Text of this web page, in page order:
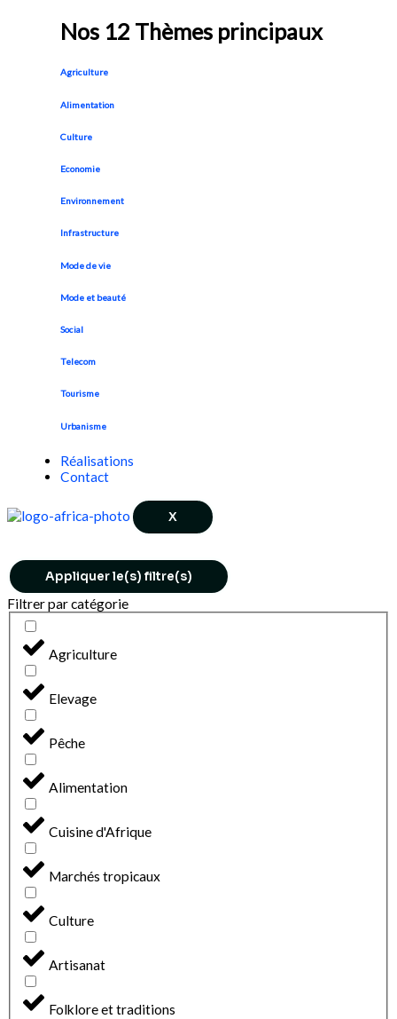
Nos 12 Thèmes principaux
Agriculture
Alimentation
Culture
Economie
Environnement
Infrastructure
Mode de vie
Mode et beauté
Social
Telecom
Tourisme
Urbanisme
Réalisations
Contact
X
Appliquer le(s) filtre(s)
Filtrer par catégorie
Agriculture
Elevage
Pêche
Alimentation
Cuisine d'Afrique
Marchés tropicaux
Culture
Artisanat
Folklore et traditions